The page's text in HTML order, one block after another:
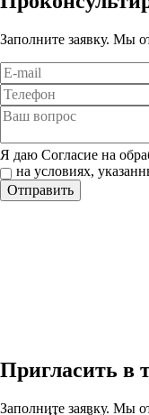
Заполните заявку. Мы
Я даю Согласие на
на условиях,
Отправить
Пригласить в
Заполните заявку. Мы